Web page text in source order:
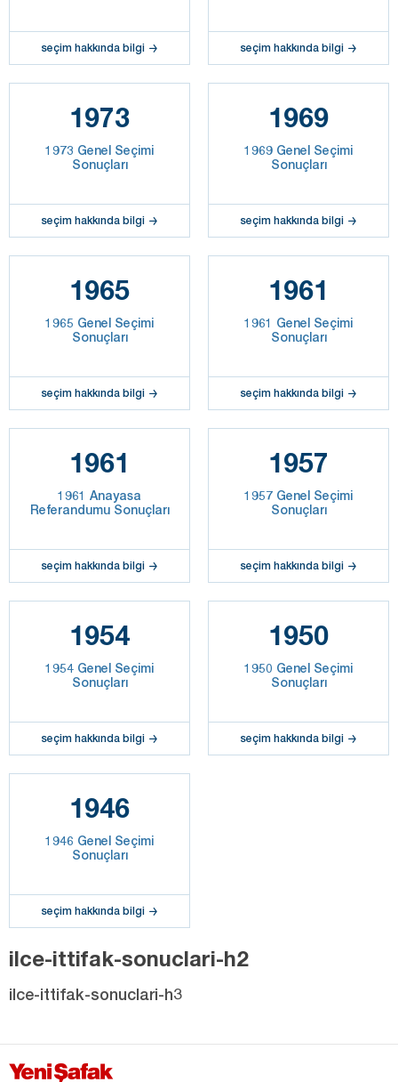
seçim hakkında bilgi seçim hakkında bilgi
1973
1973 Genel Seçimi
Sonuçları
seçim hakkında bilgi
1969
1969 Genel Seçimi
Sonuçları
seçim hakkında bilgi
1965
1965 Genel Seçimi
Sonuçları
seçim hakkında bilgi
1961
1961 Genel Seçimi
Sonuçları
seçim hakkında bilgi
1961
1961 Anayasa
Referandumu Sonuçları
seçim hakkında bilgi
1957
1957 Genel Seçimi
Sonuçları
seçim hakkında bilgi
1954
1954 Genel Seçimi
Sonuçları
seçim hakkında bilgi
1950
1950 Genel Seçimi
Sonuçları
seçim hakkında bilgi
1946
1946 Genel Seçimi
Sonuçları
seçim hakkında bilgi
ilce-ittifak-sonuclari-h2
ilce-ittifak-sonuclari-h3